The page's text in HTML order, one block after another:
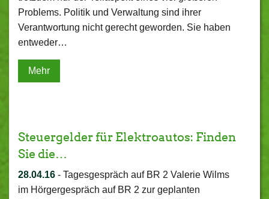
Problems. Politik und Verwaltung sind ihrer
Verantwortung nicht gerecht geworden. Sie haben
entweder…
Mehr
Steuergelder für Elektroautos: Finden
Sie die…
28.04.16 - Tagesgespräch auf BR 2 Valerie Wilms
im Hörgergespräch auf BR 2 zur geplanten